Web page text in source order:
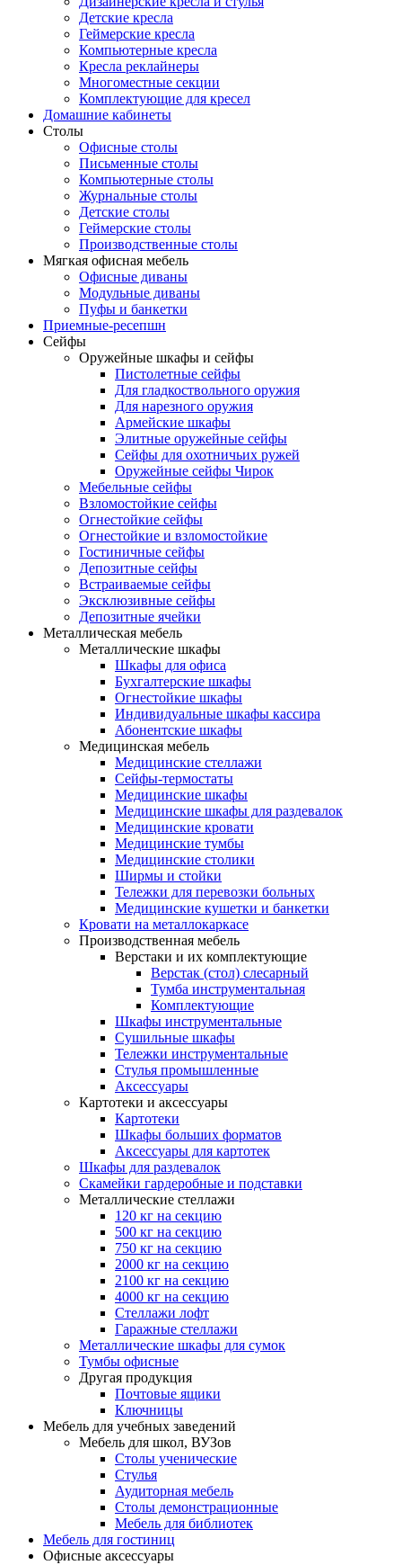
Детские кресла
Геймерские кресла
Компьютерные кресла
Кресла реклайнеры
Многоместные секции
Комплектующие для кресел
Домашние кабинеты
Столы
Офисные столы
Письменные столы
Компьютерные столы
Журнальные столы
Детские столы
Геймерские столы
Производственные столы
Мягкая офисная мебель
Офисные диваны
Модульные диваны
Пуфы и банкетки
Приемные-ресепшн
Сейфы
Оружейные шкафы и сейфы
Пистолетные сейфы
Для гладкоствольного оружия
Для нарезного оружия
Армейские шкафы
Элитные оружейные сейфы
Сейфы для охотничьих ружей
Оружейные сейфы Чирок
Мебельные сейфы
Взломостойкие сейфы
Огнестойкие сейфы
Огнестойкие и взломостойкие
Гостиничные сейфы
Депозитные сейфы
Встраиваемые сейфы
Эксклюзивные сейфы
Депозитные ячейки
Металлическая мебель
Металлические шкафы
Шкафы для офиса
Бухгалтерские шкафы
Огнестойкие шкафы
Индивидуальные шкафы кассира
Абонентские шкафы
Медицинская мебель
Медицинские стеллажи
Сейфы-термостаты
Медицинские шкафы
Медицинские шкафы для раздевалок
Медицинские кровати
Медицинские тумбы
Медицинские столики
Ширмы и стойки
Тележки для перевозки больных
Медицинские кушетки и банкетки
Кровати на металлокаркасе
Производственная мебель
Верстаки и их комплектующие
Верстак (стол) слесарный
Тумба инструментальная
Комплектующие
Шкафы инструментальные
Сушильные шкафы
Тележки инструментальные
Стулья промышленные
Аксессуары
Картотеки и аксессуары
Картотеки
Шкафы больших форматов
Аксессуары для картотек
Шкафы для раздевалок
Скамейки гардеробные и подставки
Металлические стеллажи
120 кг на секцию
500 кг на секцию
750 кг на секцию
2000 кг на секцию
2100 кг на секцию
4000 кг на секцию
Стеллажи лофт
Гаражные стеллажи
Металлические шкафы для сумок
Тумбы офисные
Другая продукция
Почтовые ящики
Ключницы
Мебель для учебных заведений
Мебель для школ, ВУЗов
Столы ученические
Стулья
Аудиторная мебель
Столы демонстрационные
Мебель для библиотек
Мебель для гостиниц
Офисные аксессуары